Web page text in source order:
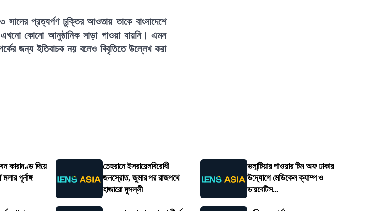
সালের প্রত্যর্পণ চুক্তির আওতায় তাকে বাংলাদেশে
কোনো আনুষ্ঠানিক সাড়া পাওয়া যায়নি। এমন
জন্য ইতিবাচক নয় বলেও বিবৃতিতে উল্লেখ করা
কারাদণ্ড দিয়ে
পূর্নাঙ্গ
তেহরানে ইসরায়েলবিরোধী
জনস্রোত, জুমার পর রাজপথে
হাজারো মুসল্লী
ভলান্টিয়ার পাওয়ার টিম অফ ঢাকার
উদ্যোগে মেডিকেল ক্যাম্প ও
ডায়বেটিস...